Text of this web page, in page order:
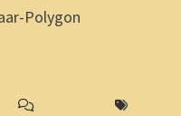
Polygon